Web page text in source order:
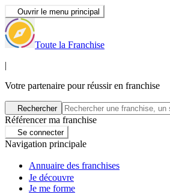
Ouvrir le menu principal
Toute la Franchise
|
Votre partenaire pour réussir en franchise
Rechercher
Référencer ma franchise
Se connecter
Navigation principale
Annuaire des franchises
Je découvre
Je me forme